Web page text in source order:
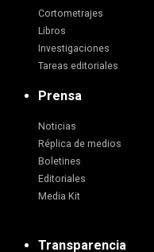
Cortometrajes
Libros
Investigaciones
Tareas editoriales
Prensa
Noticias
Réplica de medios
Boletines
Editoriales
Media Kit
Transparencia